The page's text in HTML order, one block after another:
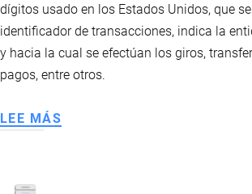
dígitos usado en los Estados Unidos, que
identificador de transacciones, indica la
y hacia la cual se efectúan los giros,
pagos, entre otros.
LEE MÁS